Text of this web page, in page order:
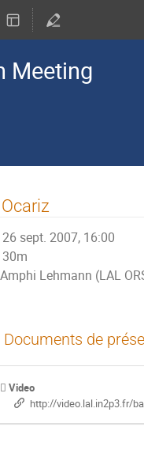
Meeting
26 sept. 2007, 16:00
30m
Amphi Lehmann (LAL
Documents de
Video
http://video.lal.in2p3.fr/